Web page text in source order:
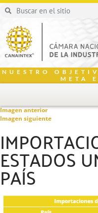
NUESTRO
META
Imagen anterior
Imagen siguiente
ESTADOS
PAÍS